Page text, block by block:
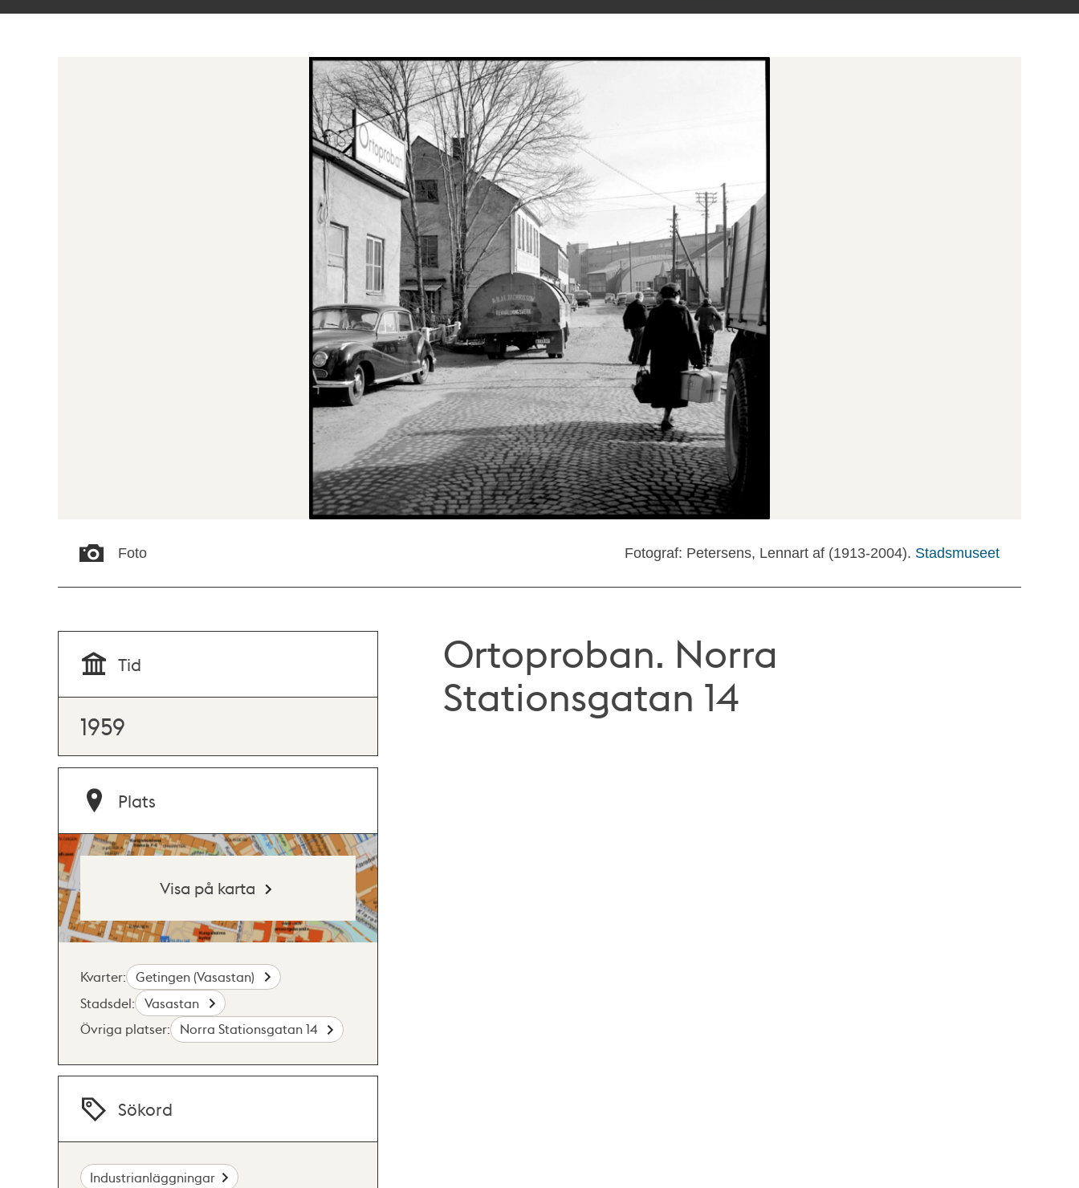
Foto Fotograf: Petersens, Lennart af (1913-2004). Stadsmuseet
Ortoproban. Norra
Stationsgatan 14
Tid
1959
Plats
Visa på karta
Kvarter:
Getingen (Vasastan)
Stadsdel:
Vasastan
Övriga platser:
Norra Stationsgatan 14
Sökord
Industrianläggningar